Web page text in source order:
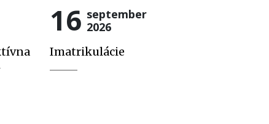
16 september
2026
Imatrikulácie